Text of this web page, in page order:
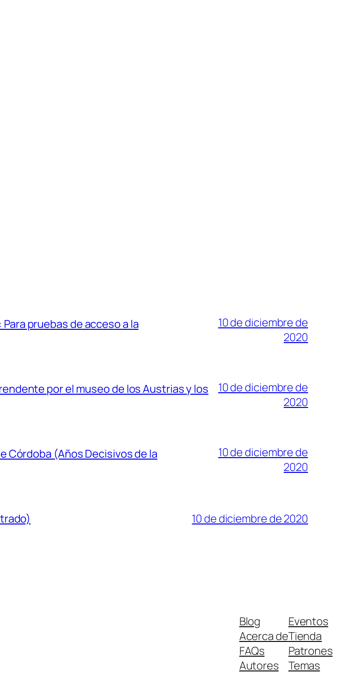
pruebas de acceso a la
10 de diciembre de
2020
por el museo de los Austrias y los
10 de diciembre de
2020
Córdoba (Años Decisivos de la
10 de diciembre de
2020
10 de diciembre de 2020
Blog
Acerca de
FAQs
Autores
Eventos
Tienda
Patrones
Temas